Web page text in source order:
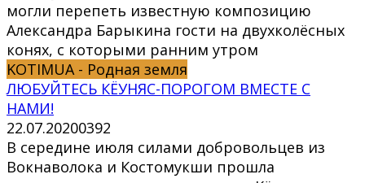
могли перепеть известную композицию
Александра Барыкина гости на двухколёсных
конях, с которыми ранним утром
KOTIMUA - Родная земля
ЛЮБУЙТЕСЬ КЁУНЯС-ПОРОГОМ ВМЕСТЕ С
НАМИ!
22.07.20200392
В середине июля силами добровольцев из
Вокнаволока и Костомукши прошла